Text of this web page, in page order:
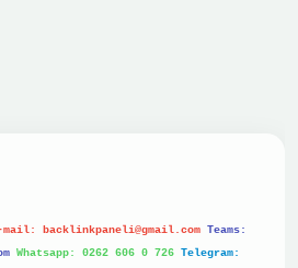
mail: backlinkpaneli@gmail.com Teams:
Whatsapp: 0262 606 0 726 Telegram: